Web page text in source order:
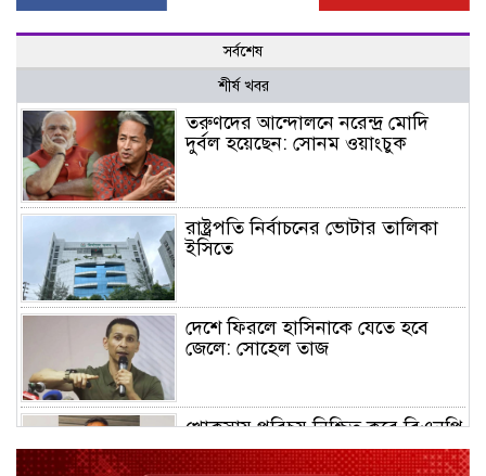
সর্বশেষ
শীর্ষ খবর
তরুণদের আন্দোলনে নরেন্দ্র মোদি
দুর্বল হয়েছেন: সোনম ওয়াংচুক
রাষ্ট্রপতি নির্বাচনের ভোটার তালিকা
ইসিতে
দেশে ফিরলে হাসিনাকে যেতে হবে
জেলে: সোহেল তাজ
খোকসায় পরিচয় নিশ্চিত করে বিএনপি
নেতার ওপর হামলা